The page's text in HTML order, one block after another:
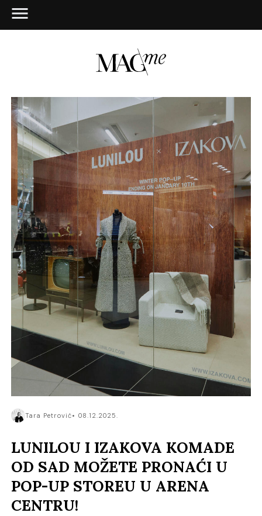
Tara Petrović 08.12.2025.
LUNILOU I IZAKOVA KOMADE
OD SAD MOŽETE PRONAĆI U
POP-UP STOREU U ARENA
CENTRU!